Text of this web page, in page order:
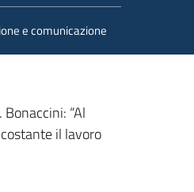
e comunicazione
“Al
il lavoro